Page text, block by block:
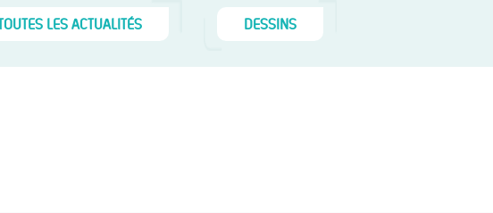
LES ACTUALITÉS DESSINS